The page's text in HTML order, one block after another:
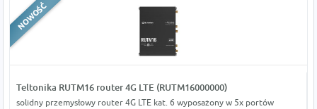
Teltonika RUTM16 router 4G LTE (RUTM16000000)
solidny przemysłowy router 4G LTE kat. 6 wyposażony w 5x portów